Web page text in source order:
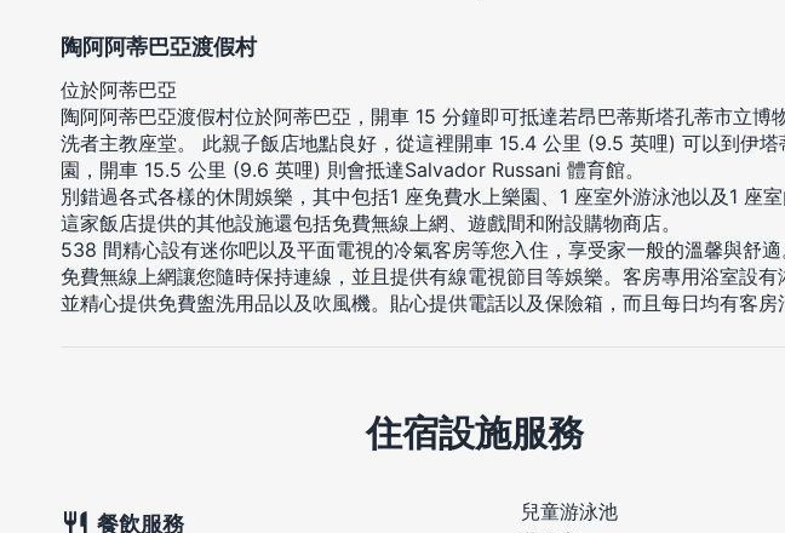
陶阿阿蒂巴亞渡假村
位於阿蒂巴亞
陶阿阿蒂巴亞渡假村位於阿蒂巴亞，開車 15 分鐘即可抵達若昂巴蒂斯塔孔蒂市立博
洗者主教座堂。 此親子飯店地點良好，從這裡開車 15.4 公里 (9.5 英哩) 可以到伊塔
園，開車 15.5 公里 (9.6 英哩) 則會抵達Salvador Russani 體育館。
別錯過各式各樣的休閒娛樂，其中包括1 座免費水上樂園、1 座室外游泳池以及1 座室
這家飯店提供的其他設施還包括免費無線上網、遊戲間和附設購物商店。
538 間精心設有迷你吧以及平面電視的冷氣客房等您入住，享受家一般的溫馨與舒
免費無線上網讓您隨時保持連線，並且提供有線電視節目等娛樂。客房專用浴室設有
並精心提供免費盥洗用品以及吹風機。貼心提供電話以及保險箱，而且每日均有客房
住宿設施服務
餐飲服務
兒童游泳池